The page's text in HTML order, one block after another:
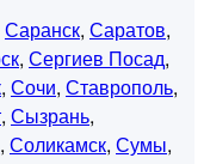
Саранск, Саратов,
, Сергиев Посад,
, Сочи, Ставрополь,
, Сызрань,
, Соликамск, Сумы,